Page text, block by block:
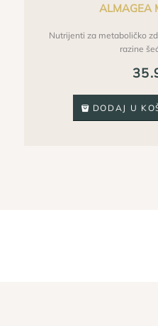
ALMAGEA
Nutrijenti za metaboličko
razine
DODAJ U